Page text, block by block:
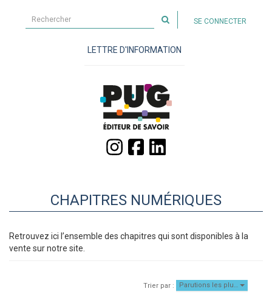
sur
site
SE CONNECTER
LETTRE D'INFORMATION
CHAPITRES NUMÉRIQUES
Retrouvez ici l’ensemble des chapitres qui sont disponibles à la
vente sur notre site.
Trier par : Parutions les plu…